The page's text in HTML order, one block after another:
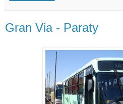
Gran Via - Paraty